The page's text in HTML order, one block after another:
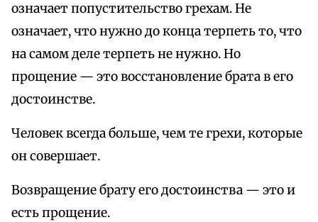
означает попустительство грехам. Не
означает, что нужно до конца терпеть то, что
на самом деле терпеть не нужно. Но
прощение — это восстановление брата в его
достоинстве.
Человек всегда больше, чем те грехи, которые
он совершает.
Возвращение брату его достоинства — это и
есть прощение.